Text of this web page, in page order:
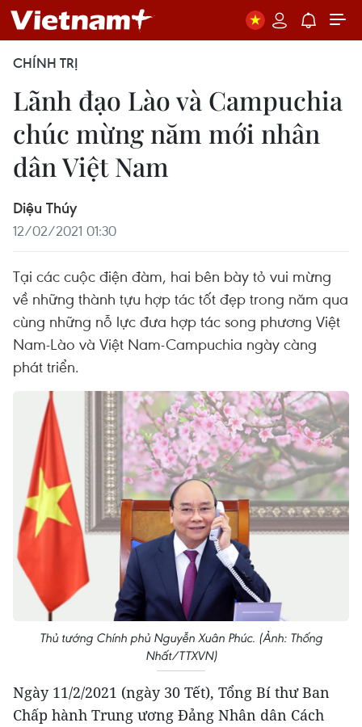
CHÍNH TRỊ
Lãnh đạo Lào và Campuchia
chúc mừng năm mới nhân
dân Việt Nam
Diệu Thúy
12/02/2021 01:30
Tại các cuộc điện đàm, hai bên bày tỏ vui mừng
về những thành tựu hợp tác tốt đẹp trong năm qua
cùng những nỗ lực đưa hợp tác song phương Việt
Nam-Lào và Việt Nam-Campuchia ngày càng
phát triển.
Thủ tướng Chính phủ Nguyễn Xuân Phúc. (Ảnh: Thống
Nhất/TTXVN)
Ngày 11/2/2021 (ngày 30 Tết), Tổng Bí thư Ban
Chấp hành Trung ương Đảng Nhân dân Cách